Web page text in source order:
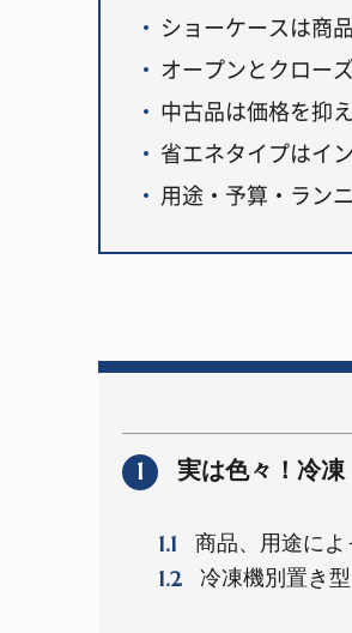
ショーケースは商
オープンとクロー
中古品は価格を抑
省エネタイプはイ
用途・予算・ラン
1 実は色々！冷
1.1 商品、用途によ
1.2 冷凍機別置き